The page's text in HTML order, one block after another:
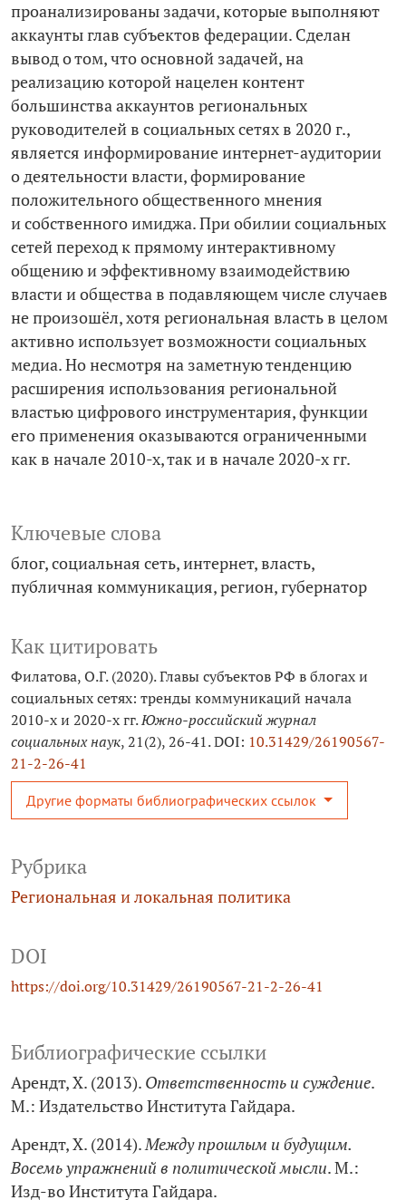
Рубрика
Региональная и локальная политика
DOI
https://doi.org/10.31429/26190567-21-2-26-41
Как цитировать
Филатова, О.Г. (2020). Главы субъектов РФ в блогах и
социальных сетях: тренды коммуникаций начала
2010‑х и 2020‑х гг.Южно-российский журнал
социальных наук, 21(2), 26-41. DOI: 10.31429/26190567-
21-2-26-41
Другие форматы библиографических ссылок
проанализированы задачи, которые выполняют
аккаунты глав субъектов федерации. Сделан
вывод о том, что основной задачей, на
реализацию которой нацелен контент
большинства аккаунтов региональных
руководителей в социальных сетях в 2020 г.,
является информирование интернет-­аудитории
о деятельности власти, формирование
положительного общественного мнения
и собственного имиджа. При обилии социальных
сетей переход к прямому интерактивному
общению и эффективному взаимодействию
власти и общества в подавляющем числе случаев
не произошёл, хотя региональная власть в целом
активно использует возможности социальных
медиа. Но несмотря на заметную тенденцию
расширения использования региональной
властью цифрового инструментария, функции
его применения оказываются ограниченными
как в начале 2010‑х, так и в начале 2020‑х гг.
Ключевые слова
блог социальная сеть интернет власть
публичная коммуникация регион губернатор
Библиографические ссылки
Арендт, Х. (2013). Ответственность и суждение.
М.: Издательство Института Гайдара.
Арендт, Х. (2014).Между прошлым и будущим.
Восемь упражнений в политической мысли. М.:
Изд-во Института Гайдара.